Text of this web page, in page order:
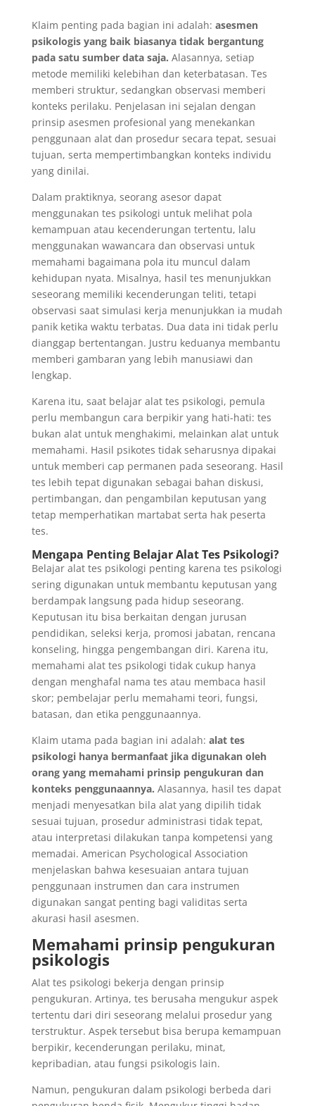
Klaim penting pada bagian ini adalah: asesmen
psikologis yang baik biasanya tidak bergantung
pada satu sumber data saja. Alasannya, setiap
metode memiliki kelebihan dan keterbatasan. Tes
memberi struktur, sedangkan observasi memberi
konteks perilaku. Penjelasan ini sejalan dengan
prinsip asesmen profesional yang menekankan
penggunaan alat dan prosedur secara tepat, sesuai
tujuan, serta mempertimbangkan konteks individu
yang dinilai.
Dalam praktiknya, seorang asesor dapat
menggunakan tes psikologi untuk melihat pola
kemampuan atau kecenderungan tertentu, lalu
menggunakan wawancara dan observasi untuk
memahami bagaimana pola itu muncul dalam
kehidupan nyata. Misalnya, hasil tes menunjukkan
seseorang memiliki kecenderungan teliti, tetapi
observasi saat simulasi kerja menunjukkan ia mudah
panik ketika waktu terbatas. Dua data ini tidak perlu
dianggap bertentangan. Justru keduanya membantu
memberi gambaran yang lebih manusiawi dan
lengkap.
Karena itu, saat belajar alat tes psikologi, pemula
perlu membangun cara berpikir yang hati-hati: tes
bukan alat untuk menghakimi, melainkan alat untuk
memahami. Hasil psikotes tidak seharusnya dipakai
untuk memberi cap permanen pada seseorang. Hasil
tes lebih tepat digunakan sebagai bahan diskusi,
pertimbangan, dan pengambilan keputusan yang
tetap memperhatikan martabat serta hak peserta
tes.
Mengapa Penting Belajar Alat Tes Psikologi?
Belajar alat tes psikologi penting karena tes psikologi
sering digunakan untuk membantu keputusan yang
berdampak langsung pada hidup seseorang.
Keputusan itu bisa berkaitan dengan jurusan
pendidikan, seleksi kerja, promosi jabatan, rencana
konseling, hingga pengembangan diri. Karena itu,
memahami alat tes psikologi tidak cukup hanya
dengan menghafal nama tes atau membaca hasil
skor; pembelajar perlu memahami teori, fungsi,
batasan, dan etika penggunaannya.
Klaim utama pada bagian ini adalah: alat tes
psikologi hanya bermanfaat jika digunakan oleh
orang yang memahami prinsip pengukuran dan
konteks penggunaannya. Alasannya, hasil tes dapat
menjadi menyesatkan bila alat yang dipilih tidak
sesuai tujuan, prosedur administrasi tidak tepat,
atau interpretasi dilakukan tanpa kompetensi yang
memadai. American Psychological Association
menjelaskan bahwa kesesuaian antara tujuan
penggunaan instrumen dan cara instrumen
digunakan sangat penting bagi validitas serta
akurasi hasil asesmen.
Memahami prinsip pengukuran
psikologis
Alat tes psikologi bekerja dengan prinsip
pengukuran. Artinya, tes berusaha mengukur aspek
tertentu dari diri seseorang melalui prosedur yang
terstruktur. Aspek tersebut bisa berupa kemampuan
berpikir, kecenderungan perilaku, minat,
kepribadian, atau fungsi psikologis lain.
Namun, pengukuran dalam psikologi berbeda dari